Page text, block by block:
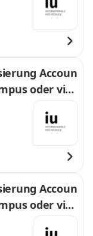
Accoun
oder virt
Accoun
oder virt